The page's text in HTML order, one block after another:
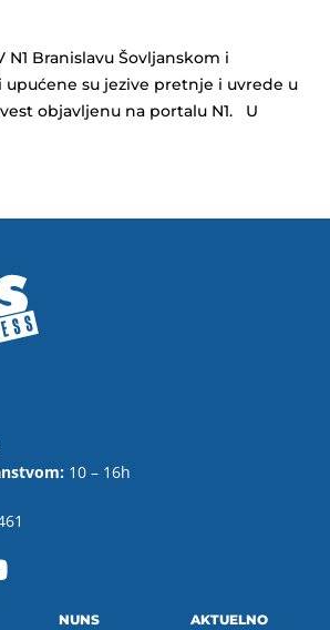
N1 Branislavu Šovljanskom i
su jezive pretnje i uvrede u
objavljenu na portalu N1. U
10 – 16h
NUNS AKTUELNO